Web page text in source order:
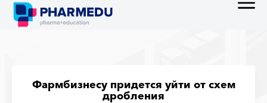
Фармбизнесу придется уйти от схем
дробления